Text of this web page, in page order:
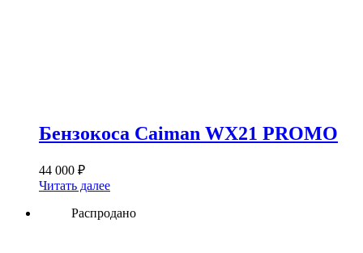
Бензокоса Caiman WX21 PROMO
44 000 ₽
Читать далее
Распродано